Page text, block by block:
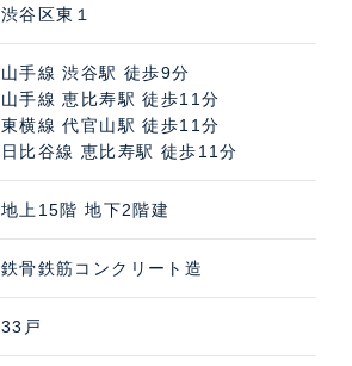
渋谷区東１
山手線 渋谷駅 徒歩9分
山手線 恵比寿駅 徒歩11分
東横線 代官山駅 徒歩11分
日比谷線 恵比寿駅 徒歩11分
地上15階 地下2階建
鉄骨鉄筋コンクリート造
33戸